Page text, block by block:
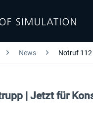
News Notruf
| Jetzt für